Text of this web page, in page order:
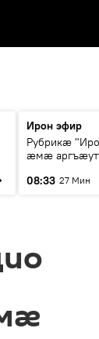
Ирон эфир
Рубрикæ
ӕмӕ
08:33 27 Мин